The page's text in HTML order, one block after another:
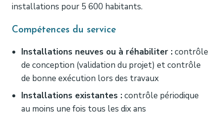
installations pour 5 600 habitants.
Compétences du service
Installations neuves ou à réhabiliter :contrôle
de conception (validation du projet) et contrôle
de bonne exécution lors des travaux
Installations existantes :contrôle périodique
au moins une fois tous les dix ans